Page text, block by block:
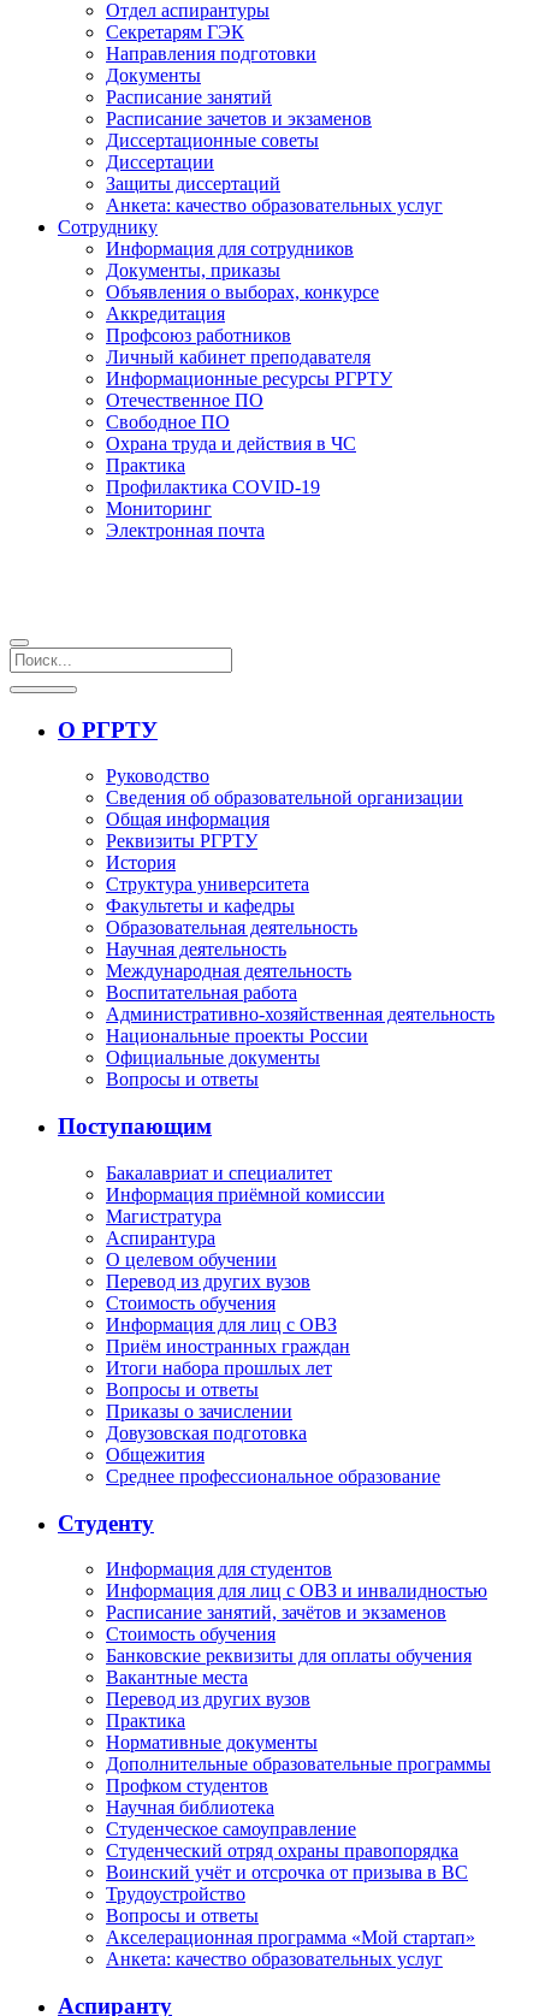
Отдел аспирантуры
Секретарям ГЭК
Направления подготовки
Документы
Расписание занятий
Расписание зачетов и экзаменов
Диссертационные советы
Диссертации
Защиты диссертаций
Анкета: качество образовательных услуг
Сотруднику
Информация для сотрудников
Документы, приказы
Объявления о выборах, конкурсе
Аккредитация
Профсоюз работников
Личный кабинет преподавателя
Информационные ресурсы РГРТУ
Отечественное ПО
Свободное ПО
Охрана труда и действия в ЧС
Практика
Профилактика COVID-19
Мониторинг
Электронная почта
О РГРТУ
Руководство
Сведения об образовательной организации
Общая информация
Реквизиты РГРТУ
История
Структура университета
Факультеты и кафедры
Образовательная деятельность
Научная деятельность
Международная деятельность
Воспитательная работа
Административно-хозяйственная деятельность
Национальные проекты России
Официальные документы
Вопросы и ответы
Поступающим
Бакалавриат и специалитет
Информация приёмной комиссии
Магистратура
Аспирантура
О целевом обучении
Перевод из других вузов
Стоимость обучения
Информация для лиц с ОВЗ
Приём иностранных граждан
Итоги набора прошлых лет
Вопросы и ответы
Приказы о зачислении
Довузовская подготовка
Общежития
Среднее профессиональное образование
Студенту
Информация для студентов
Информация для лиц с ОВЗ и инвалидностью
Расписание занятий, зачётов и экзаменов
Стоимость обучения
Банковские реквизиты для оплаты обучения
Вакантные места
Перевод из других вузов
Практика
Нормативные документы
Дополнительные образовательные программы
Профком студентов
Научная библиотека
Студенческое самоуправление
Студенческий отряд охраны правопорядка
Воинский учёт и отсрочка от призыва в ВС
Трудоустройство
Вопросы и ответы
Акселерационная программа «Мой стартап»
Анкета: качество образовательных услуг
Аспиранту